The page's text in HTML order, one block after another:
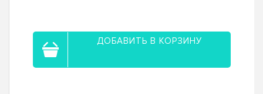
ДОБАВИТЬ В КОРЗИНУ